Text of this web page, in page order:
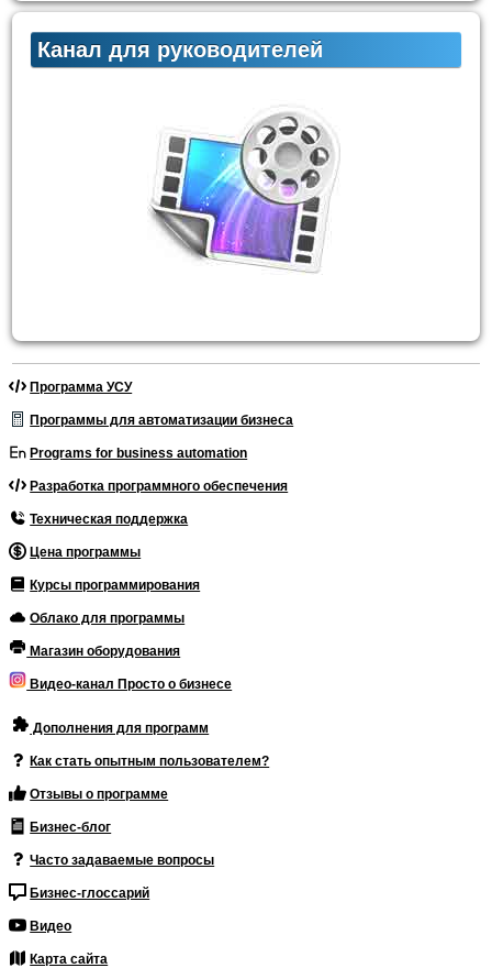
Канал для руководителей
Программа УСУ
Программы для автоматизации бизнеса
Programs for business automation
Разработка программного обеспечения
Техническая поддержка
Цена программы
Курсы программирования
Облако для программы
Магазин оборудования
Видео-канал Просто о бизнесе
Дополнения для программ
Как стать опытным пользователем?
Отзывы о программе
Бизнес-блог
Часто задаваемые вопросы
Бизнес-глоссарий
Видео
Карта сайта